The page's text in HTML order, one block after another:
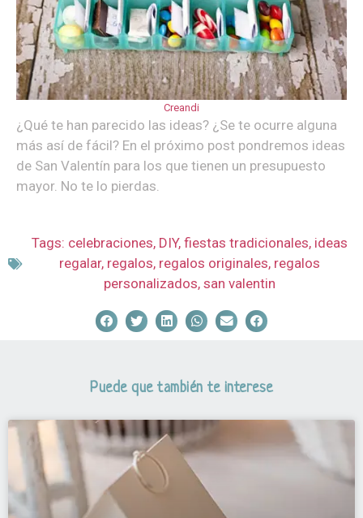
Creandi
¿Qué te han parecido las ideas? ¿Se te ocurre alguna
más así de fácil? En el próximo post pondremos ideas
de San Valentín para los que tienen un presupuesto
mayor. No te lo pierdas.
Tags: celebraciones, DIY, fiestas tradicionales, ideas
regalar, regalos, regalos originales, regalos
personalizados, san valentin
Puede que también te interese